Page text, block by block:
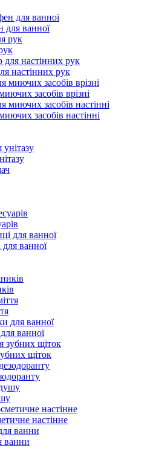
для ванної
настінних рук
засобів врізні
засобів настінні
ванної
ванної
щіток
настінне
ванни